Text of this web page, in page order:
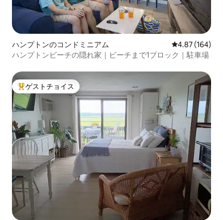
ハンプトンのコンドミニアム レビュー164
4.87 (164)
ハンプトンビーチの隠れ家｜ビーチまで1ブロック｜駐車場
大好評のゲストチョイスです。
ゲストチョイス